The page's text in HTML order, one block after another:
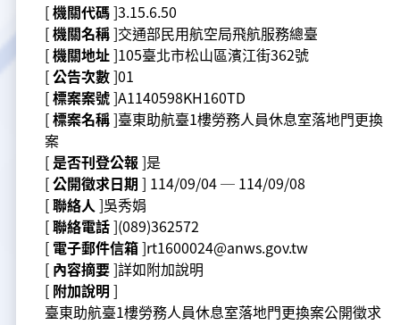
五十週年紀念影片
五十週年紀念專刊
回顧照片展
近10年活動成果及花絮
新聞稿
臺慶茶會照片及花絮
新聞報導
如何加入我們
服務進化史
安全管理介紹
安全管理進化史
民意論壇
問卷調查
航空氣象曙暮光資訊
雙語詞彙
無障礙服務
無障礙設施
辦公室樓層分配圖
交通部暨所屬機關
國內機場
航空公司
飛航服務相關網站
宣導網站
設計概念
建築工程
塔臺自動化系統
公共藝術設置
其他
法律、法規及行政規則
行政指導有關文書
施政計畫
業務統計
研究報告
公務出國報告
預算與決算書
為民服務考核專區
提升服務品質執行辦法
績效業務實施計畫
推行電話禮貌運動實施計畫
執行績效
問卷調查結果
性別平等專區
相關法規
CEDAW專區
相關解釋
相關連結
性別統計
檔案管理專區
機關檔案目錄查詢
檔案法令規章
檔案年度計畫
檔案應用服務
政風園地
政風宣導
廉政會報專區
陽光法案專區
公共藝術專區
行政作業專區
新進同仁表格填寫
[機關代碼]3.15.6.50
[機關名稱]交通部民用航空局飛航服務總臺
[機關地址]105臺北市松山區濱江街362號
[公告次數]01
[標案案號]A1140598KH160TD
[標案名稱]臺東助航臺1樓勞務人員休息室落地門更換
案
[ 是否刊登公報 ]是
[公開徵求日期 ] 114/09/04 ─ 114/09/08
[聯絡人 ]吳秀娟
[聯絡電話](089)362572
[ 電子郵件信箱]rt1600024@anws.gov.tw
[ 內容摘要]詳如附加說明
[ 附加說明 ]
臺東助航臺1樓勞務人員休息室落地門更換案公開徵求